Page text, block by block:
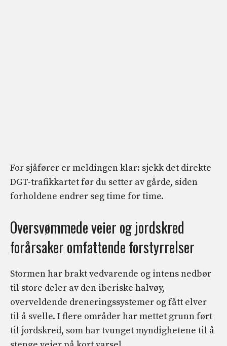
For sjåfører er meldingen klar: sjekk det direkte
DGT-trafikkartet før du setter av gårde, siden
forholdene endrer seg time for time.
Oversvømmede veier og jordskred
forårsaker omfattende forstyrrelser
Stormen har brakt vedvarende og intens nedbør
til store deler av den iberiske halvøy,
overveldende dreneringssystemer og fått elver
til å svelle. I flere områder har mettet grunn ført
til jordskred, som har tvunget myndighetene til å